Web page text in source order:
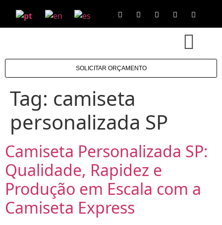
SOLICITAR ORÇAMENTO
Tag: camiseta
personalizada SP
Camiseta Personalizada SP:
Qualidade, Rapidez e
Produção em Escala com a
Camiseta Express